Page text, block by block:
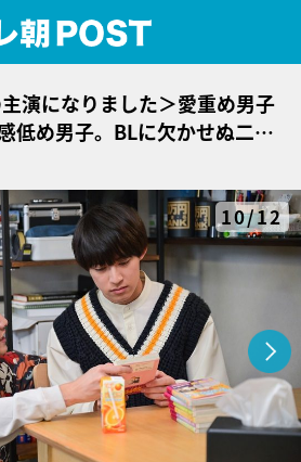
演になりました＞愛重め男子
低め男子。BLに欠かせぬ二大
10/12